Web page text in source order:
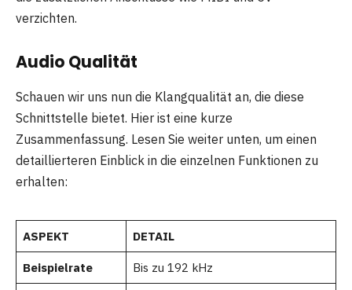
verzichten.
Audio Qualität
Schauen wir uns nun die Klangqualität an, die diese
Schnittstelle bietet. Hier ist eine kurze
Zusammenfassung. Lesen Sie weiter unten, um einen
detaillierteren Einblick in die einzelnen Funktionen zu
erhalten:
ASPEKT DETAIL
Beispielrate Bis zu 192 kHz